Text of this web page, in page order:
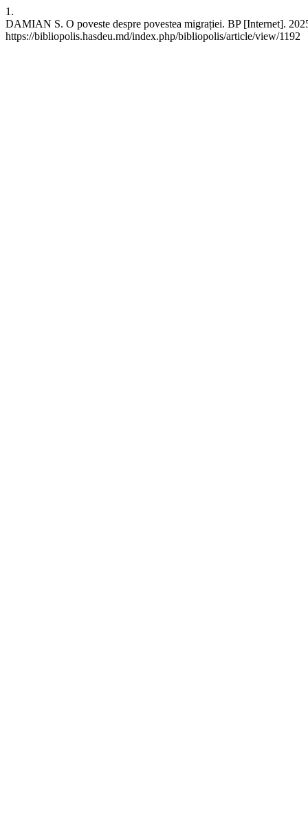
1.
DAMIAN S. O poveste despre povestea migrației. BP [Internet].
https://bibliopolis.hasdeu.md/index.php/bibliopolis/article/view/1192